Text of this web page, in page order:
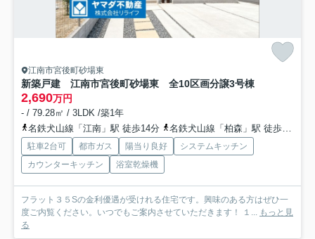
江南市宮後町砂場東
新築戸建 江南市宮後町砂場東 全10区画分譲3号棟
2,690万円
- / 79.28㎡ / 3LDK /築1年
名鉄犬山線「江南」駅 徒歩14分
名鉄犬山線「柏森」駅 徒歩30分車6分 2.6km
駐車2台可 都市ガス 陽当り良好
システムキッチン
カウンターキッチン
浴室乾燥機
フラット３５Sの金利優遇が受けれる住宅です。興味のある方はぜひ一
度ご内覧ください。いつでもご案内させていただきます！ １... もっと見
る